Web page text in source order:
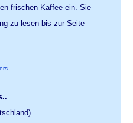
frischen Kaffee ein. Sie
zu lesen bis zur Seite